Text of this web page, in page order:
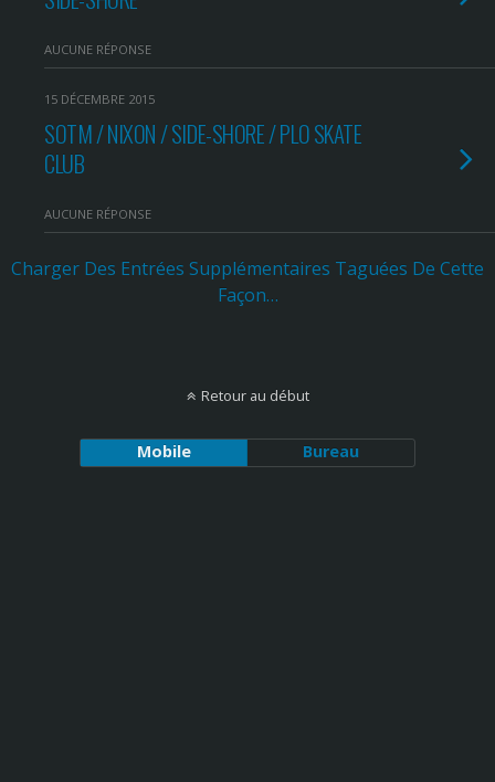
AUCUNE RÉPONSE
15 DÉCEMBRE 2015
SOTM / NIXON / SIDE-SHORE / PLO SKATE
CLUB
AUCUNE RÉPONSE
Charger Des Entrées Supplémentaires Taguées De Cette
Façon…
Retour au début
Mobile Bureau